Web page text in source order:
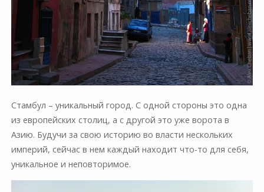
Стамбул – уникальный город. С одной стороны это одна
из европейских столиц, а с другой это уже ворота в
Азию. Будучи за свою историю во власти нескольких
империй, сейчас в нем каждый находит что-то для себя,
уникальное и неповторимое.